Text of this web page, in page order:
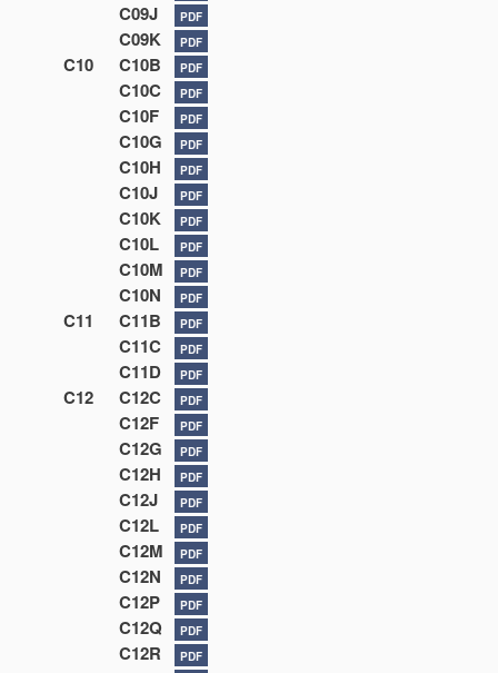
C09J PDF
C09K PDF
C10 C10B PDF
C10C PDF
C10F PDF
C10G PDF
C10H PDF
C10J PDF
C10K PDF
C10L PDF
C10M PDF
C10N PDF
C11 C11B PDF
C11C PDF
C11D PDF
C12 C12C PDF
C12F PDF
C12G PDF
C12H PDF
C12J PDF
C12L PDF
C12M PDF
C12N PDF
C12P PDF
C12Q PDF
C12R PDF